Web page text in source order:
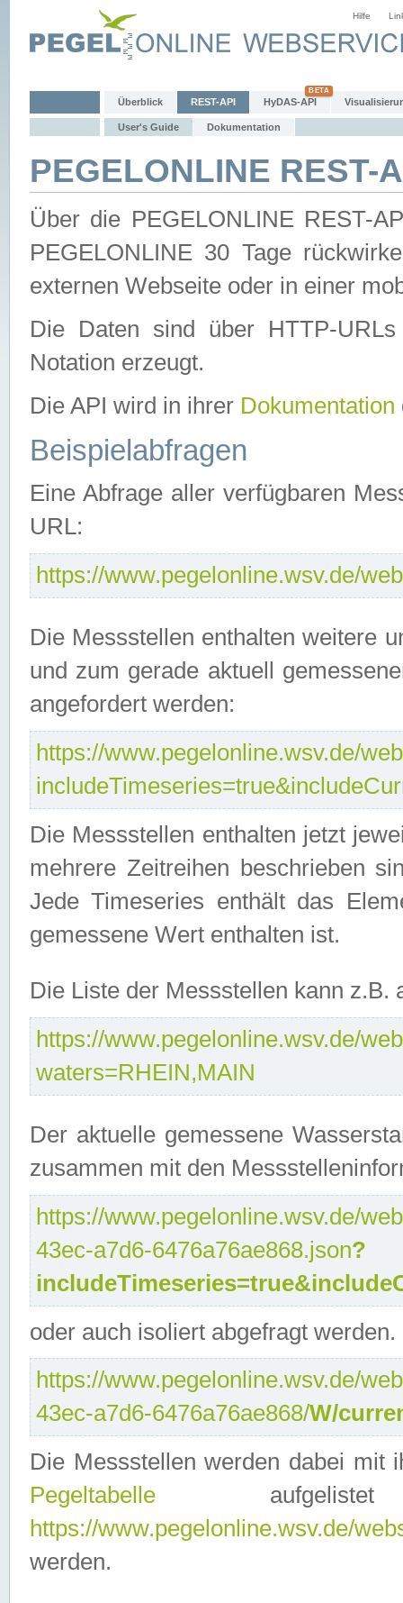
Hilfe
Überblick REST-API HyDAS-API
User's Guide Dokumentation
PEGELONLINE REST-
Über die PEGELONLINE REST-
PEGELONLINE 30 Tage
externen Webseite oder in einer
Die Daten sind über HTTP-
Notation erzeugt.
Die API wird in ihrer Dokumentation
Beispielabfragen
Eine Abfrage aller verfügbaren
URL:
https://www.pegelonline.wsv.de/
Die Messstellen enthalten weitere
und zum gerade aktuell
angefordert werden:
https://www.pegelonline.wsv.de/
Die Messstellen enthalten jetzt
mehrere Zeitreihen beschrieben
Jede Timeseries enthält das
gemessene Wert enthalten ist.
Die Liste der Messstellen kann
https://www.pegelonline.wsv.de/
waters=RHEIN,MAIN
Der aktuelle gemessene
zusammen mit den
https://www.pegelonline.wsv.de/
43ec-a7d6-6476a76ae868.json?
oder auch isoliert abgefragt werden.
https://www.pegelonline.wsv.de/
43ec-a7d6-6476a76ae868/W/
Die Messstellen werden dabei mit
Pegeltabelle
https://www.pegelonline.wsv.de/
werden.